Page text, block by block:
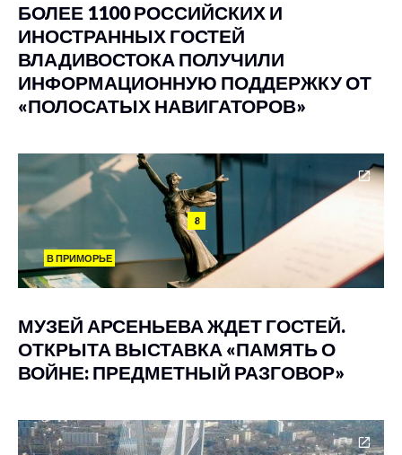
БОЛЕЕ 1100 РОССИЙСКИХ И
ИНОСТРАННЫХ ГОСТЕЙ
ВЛАДИВОСТОКА ПОЛУЧИЛИ
ИНФОРМАЦИОННУЮ ПОДДЕРЖКУ ОТ
«ПОЛОСАТЫХ НАВИГАТОРОВ»
8
В ПРИМОРЬЕ
МУЗЕЙ АРСЕНЬЕВА ЖДЕТ ГОСТЕЙ.
ОТКРЫТА ВЫСТАВКА «ПАМЯТЬ О
ВОЙНЕ: ПРЕДМЕТНЫЙ РАЗГОВОР»